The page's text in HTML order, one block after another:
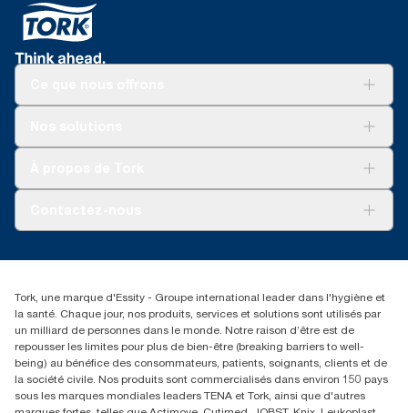
(866) 722-8675
Tork, une marque d'Essity - Groupe international leader dans l'hygiène et
la santé. Chaque jour, nos produits, services et solutions sont utilisés par
un milliard de personnes dans le monde. Notre raison d’être est de
repousser les limites pour plus de bien-être (breaking barriers to well-
being) au bénéfice des consommateurs, patients, soignants, clients et de
la société civile. Nos produits sont commercialisés dans environ 150 pays
sous les marques mondiales leaders TENA et Tork, ainsi que d'autres